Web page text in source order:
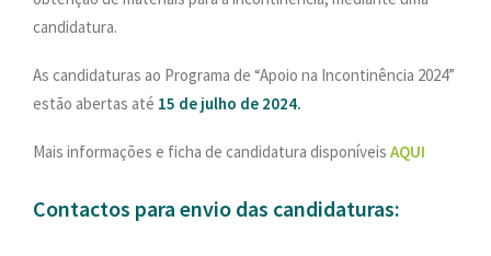
candidatura.
As candidaturas ao Programa de “Apoio na Incontinência 2024”
estão abertas até 15 de julho de 2024.
Mais informações e ficha de candidatura disponíveis AQUI
Contactos para envio das candidaturas: